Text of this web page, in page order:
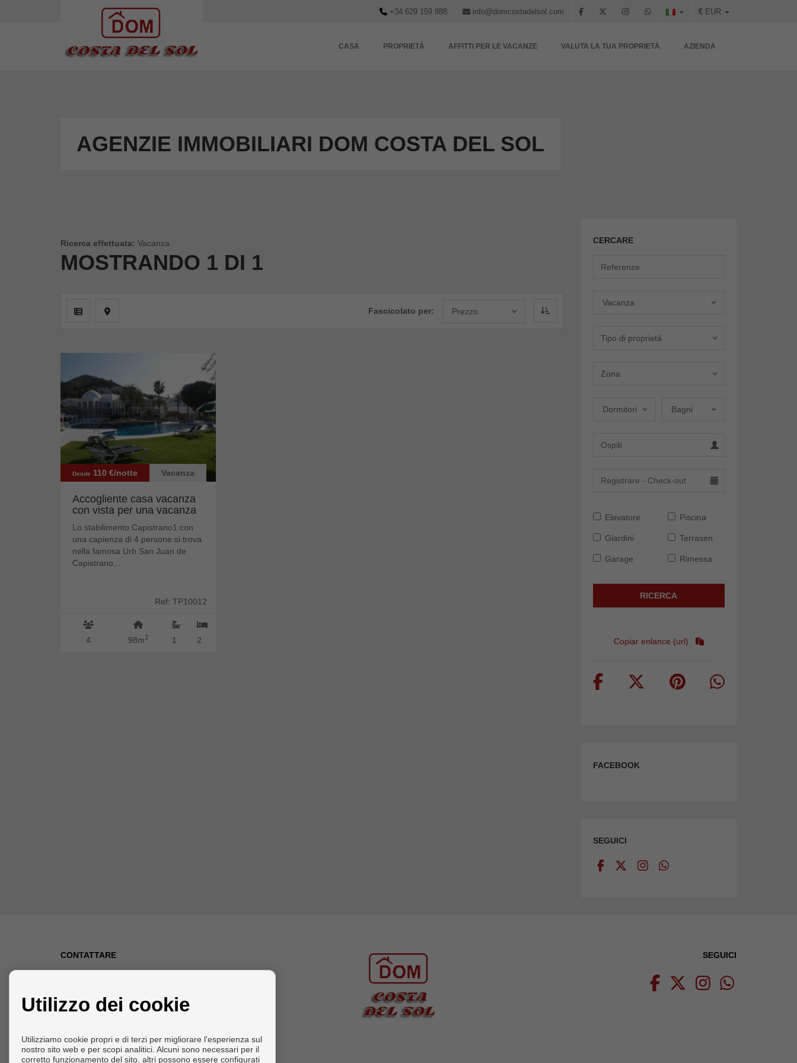
€ EUR
+34 629 159 888 info@domcostadelsol.com
CASA PROPRIETÀ AFFITTI PER LE VACANZE VALUTA LA TUA PROPRIETÀ AZIENDA
AGENZIE IMMOBILIARI DOM COSTA DEL SOL
Ricerca effettuata: Vacanza
MOSTRANDO 1 DI 1
Fascicolato per: Prezzo
Desde 110 €/notte Vacanza
Accogliente casa vacanza
con vista per una vacanza
Lo stabilimento Capistrano1 con
una capienza di 4 persone si trova
nella famosa Urb San Juan de
Capistrano,...
Ref: TP10012
4 98m2 2
1
CERCARE
Vacanza
Tipo di proprietà
Zona
Dormitori Bagni
Elevatore Piscina
Giardini Terrasen
Garage Rimessa
RICERCA
Copiar enlance (url)
FACEBOOK
SEGUICI
CONTATTARE
29780 Nerja (Málaga)
info@domcostadelsol.com
Dal Lunedi fino al Venerdì : 10:00 e 19:00
SEGUICI
Utilizzo dei cookie
Utilizziamo cookie propri e di terzi per migliorare l'esperienza sul
nostro sito web e per scopi analitici. Alcuni sono necessari per il
corretto funzionamento del sito, altri possono essere configurati